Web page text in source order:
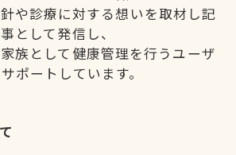
や診療に対する想いを取材し記
事として発信し、
族として健康管理を行うユーザ
ポートしています。